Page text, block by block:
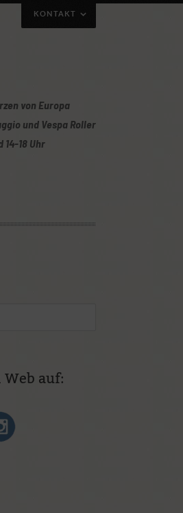
mit obiger
KONTAKT
von Europa
und Vespa Roller
14-18 Uhr
auf: